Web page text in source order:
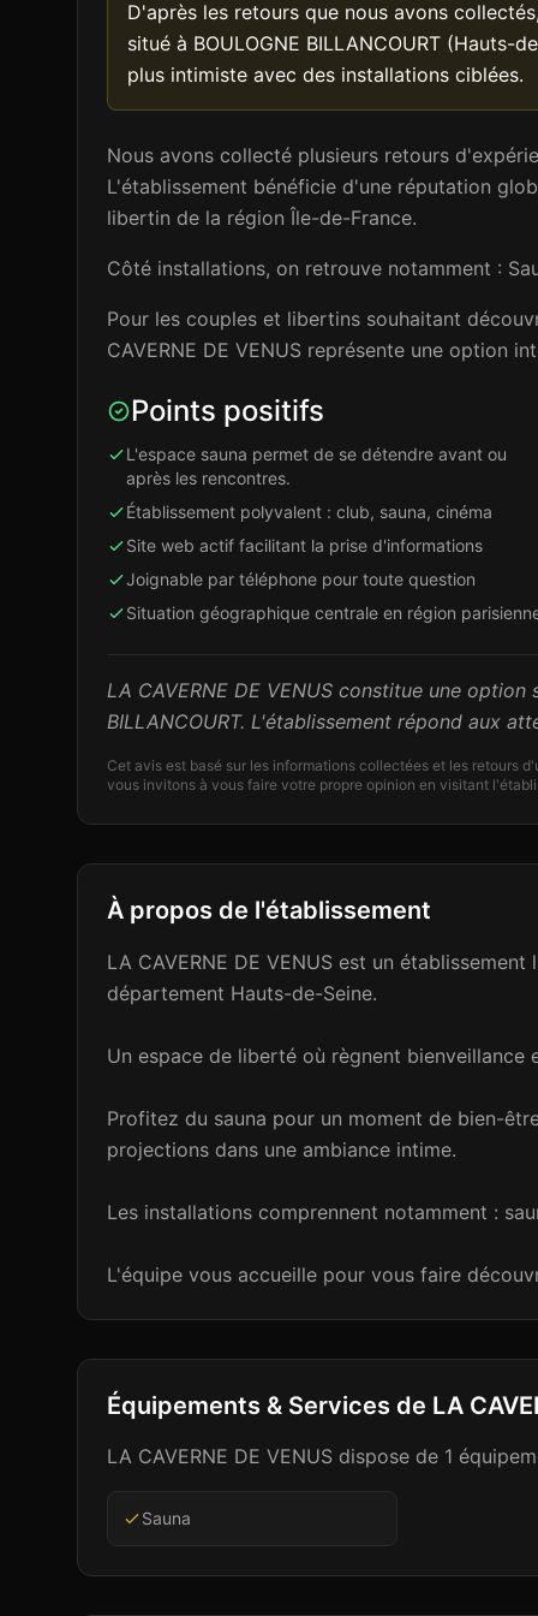
D'après les retours que nous avons
situé à BOULOGNE BILLANCOURT (Hauts-
plus intimiste avec des installations ciblées.
Nous avons collecté plusieurs retours
L'établissement bénéficie d'une réputation
libertin de la région Île-de-France.
Côté installations, on retrouve notamment :
Pour les couples et libertins souhaitant
CAVERNE DE VENUS représente une option
Points positifs
L'espace sauna permet de se détendre avant ou
après les rencontres.
Établissement polyvalent : club, sauna, cinéma
Site web actif facilitant la prise d'informations
Joignable par téléphone pour toute question
Situation géographique centrale en région
LA CAVERNE DE VENUS constitue une
BILLANCOURT. L'établissement répond aux
Cet avis est basé sur les informations collectées et les retours
vous invitons à vous faire votre propre opinion en visitant
À propos de l'établissement
LA CAVERNE DE VENUS est un
département Hauts-de-Seine.
Un espace de liberté où règnent bienveillance
Profitez du sauna pour un moment de bien-
projections dans une ambiance intime.
Les installations comprennent notamment :
L'équipe vous accueille pour vous faire
Équipements & Services de LA
LA CAVERNE DE VENUS dispose de 1
Sauna